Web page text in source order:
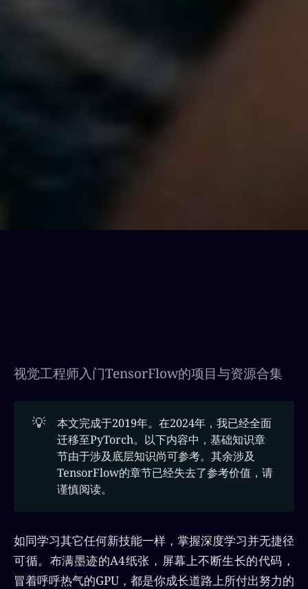
视觉工程师入门TensorFlow的项目与资源合集
💡
本文完成于2019年。在2024年，我已经全面
迁移至PyTorch。以下内容中，基础知识章
节由于涉及底层知识尚可参考。其余涉及
TensorFlow的章节已经失去了参考价值，请
谨慎阅读。
如同学习其它任何新技能一样，掌握深度学习并无捷径
可循。布满墨迹的A4纸张，屏幕上不断生长的代码，
冒着呼呼热气的GPU，都是你成长道路上所付出努力的